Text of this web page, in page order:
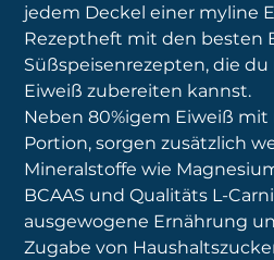
jedem Deckel einer myline
Rezeptheft mit den besten
Süßspeisenrezepten, die
Eiweiß zubereiten kannst.
Neben 80%igem Eiweiß mit
Portion, sorgen zusätzlich
Mineralstoffe wie
BCAAS und Qualitäts L-
ausgewogene Ernährung
Zugabe von